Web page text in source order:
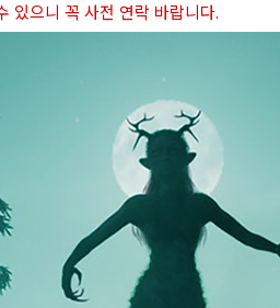
있으니 꼭 사전 연락 바랍니다.